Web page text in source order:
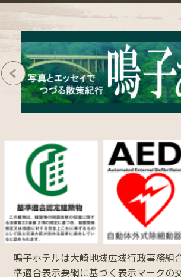
鳴子ホテルは大崎地域広域行政事務組
準適合表示要網に基づく表示マークの